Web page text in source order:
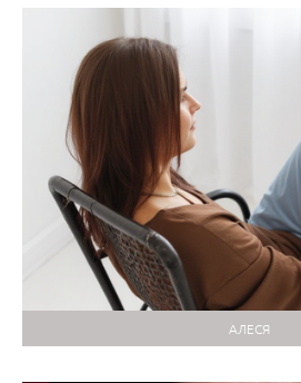
АЛЕСЯ